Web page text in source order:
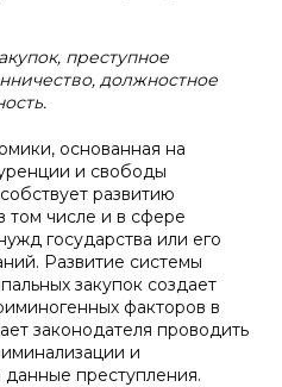
преступное
должностное
основанная на
и свободы
развитию
том числе и в сфере
государства или его
Развитие системы
закупок создает
факторов в
законодателя проводить
и
преступления.